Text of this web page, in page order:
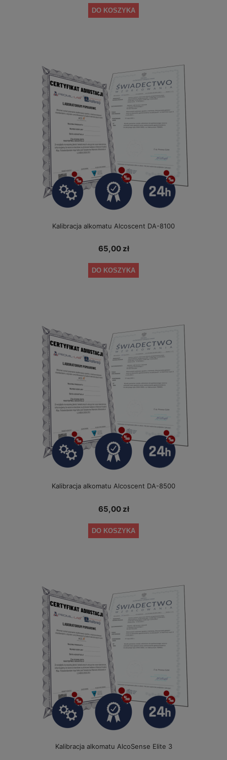
DO KOSZYKA
Kalibracja alkomatu Alcoscent DA-8100
65,00 zł
DO KOSZYKA
Kalibracja alkomatu Alcoscent DA-8500
65,00 zł
DO KOSZYKA
Kalibracja alkomatu AlcoSense Elite 3